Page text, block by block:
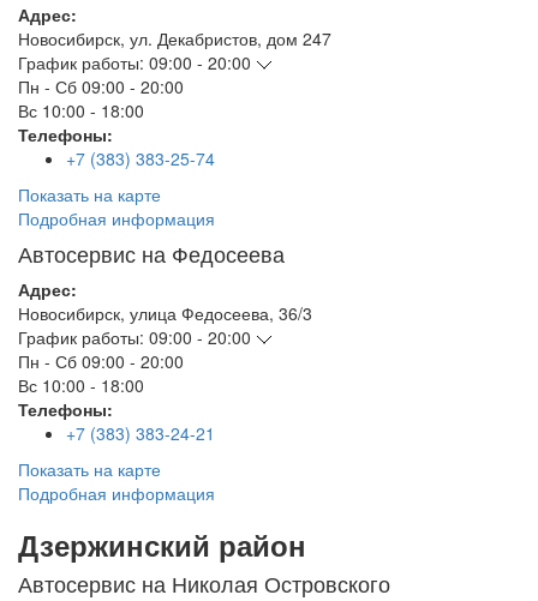
Адрес:
Новосибирск, ул. Декабристов, дом 247
График работы: 09:00 - 20:00
Пн - Сб 09:00 - 20:00
Вс 10:00 - 18:00
Телефоны:
+7 (383) 383-25-74
Показать на карте
Подробная информация
Автосервис на Федосеева
Адрес:
Новосибирск, улица Федосеева, 36/3
График работы: 09:00 - 20:00
Пн - Сб 09:00 - 20:00
Вс 10:00 - 18:00
Телефоны:
+7 (383) 383-24-21
Показать на карте
Подробная информация
Дзержинский район
Автосервис на Николая Островского